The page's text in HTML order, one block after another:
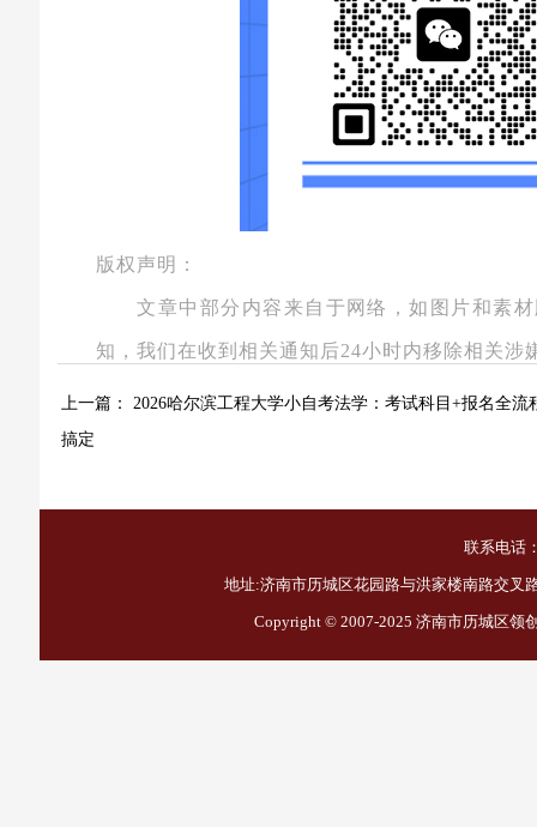
版权声明：
文章中部分内容来自于网络，如图片和素
知，我们在收到相关通知后24小时内移除相关涉
上一篇：
2026哈尔滨工程大学小自考法学：考试科目+报名全流
搞定
联系电话
地址:济南市历城区花园路与洪家楼南路交叉
Copyright © 2007-2025 济南市历城区领